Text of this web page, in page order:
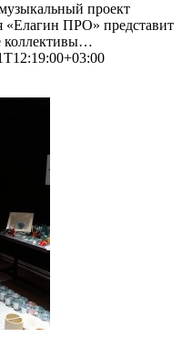
проект
«Елагин ПРО» представит
коллективы…